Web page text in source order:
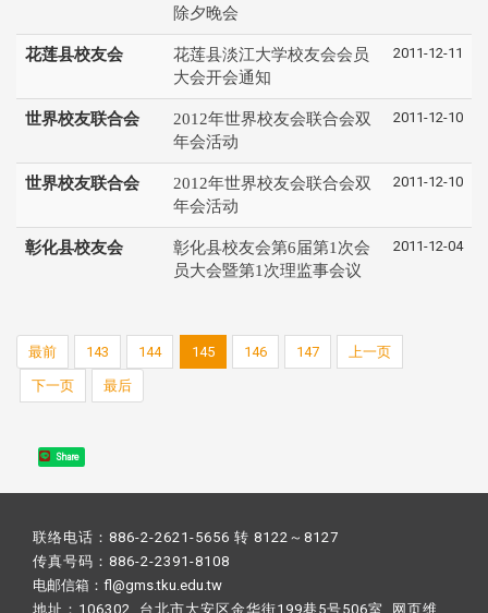
除夕晚会
花莲县校友会
花莲县淡江大学校友会会员
大会开会通知
2011-12-11
世界校友联合会
2012年世界校友会联合会双
年会活动
2011-12-10
世界校友联合会
2012年世界校友会联合会双
年会活动
2011-12-10
彰化县校友会
彰化县校友会第6届第1次会
员大会暨第1次理监事会议
2011-12-04
最前 143 144 145 146 147 上一页
下一页 最后
Share
联络电话：886-2-2621-5656 转 8122～8127
传真号码：886-2-2391-8108
电邮信箱：fl@gms.tku.edu.tw
地址：106302 台北市大安区金华街199巷5号506室 网页维